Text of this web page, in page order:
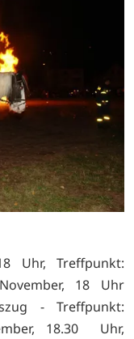
Uhr, Treffpunkt:
18 Uhr
- Treffpunkt:
18.30 Uhr,